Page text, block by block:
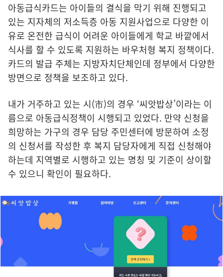
아동급식카드는 아이들의 결식을 막기 위해 진행되고
있는 지자체의 저소득층 아동 지원사업으로 다양한 이
유로 온전한 급식이 어려운 아이들에게 학교 바깥에서
식사를 할 수 있도록 지원하는 바우처형 복지 정책이다.
카드의 발급 주체는 지방자치단체인데 정부에서 다양한
방면으로 정책을 보조하고 있다.
내가 거주하고 있는 시(市)의 경우 ‘씨앗밥상’이라는 이
름으로 아동급식정책이 시행되고 있었다. 만약 신청을
희망하는 가구의 경우 담당 주민센터에 방문하여 소정
의 신청서를 작성한 후 복지 담당자에게 직접 신청해야
하는데 지역별로 시행하고 있는 명칭 및 기준이 상이할
수 있으니 확인이 필요하다.